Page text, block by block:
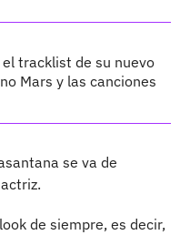
el tracklist de su nuevo
Mars y las canciones
se va de
de siempre, es decir,